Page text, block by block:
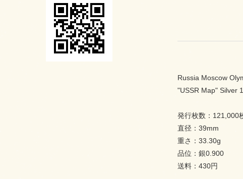
Russia Moscow
"USSR Map" Silver
発行枚数：121,000
直径：39mm
重さ：33.30g
品位：銀0.900
送料：430円